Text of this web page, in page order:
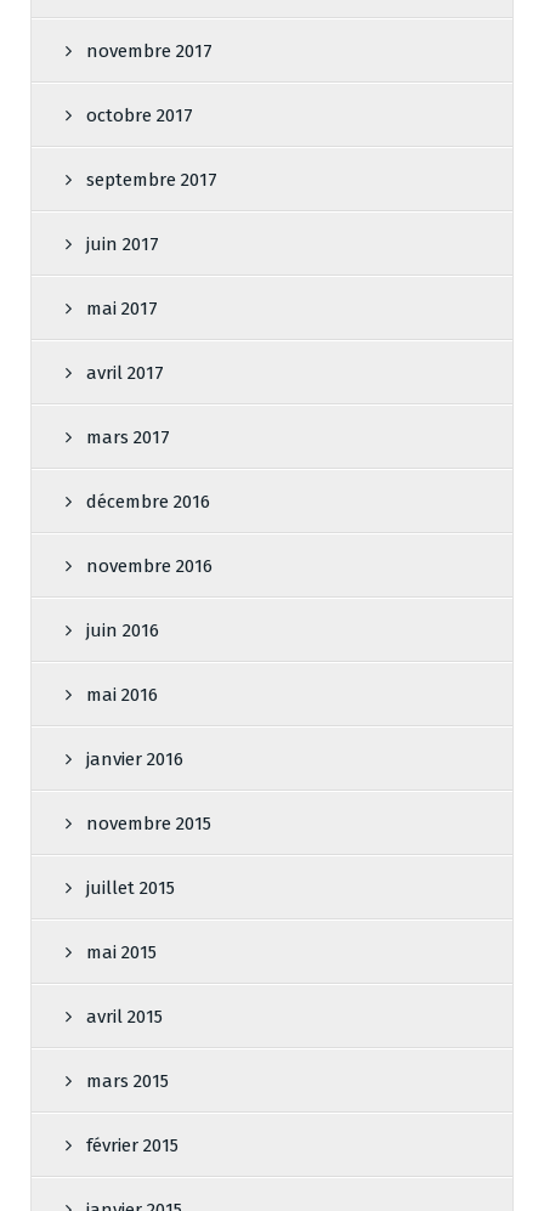
novembre 2017
octobre 2017
septembre 2017
juin 2017
mai 2017
avril 2017
mars 2017
décembre 2016
novembre 2016
juin 2016
mai 2016
janvier 2016
novembre 2015
juillet 2015
mai 2015
avril 2015
mars 2015
février 2015